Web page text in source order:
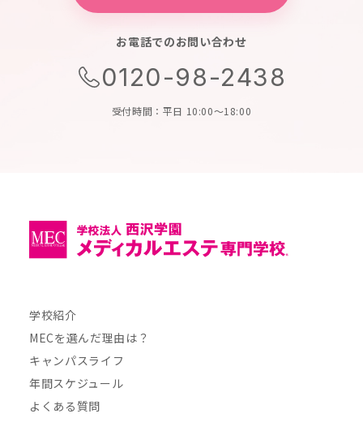
お電話でのお問い合わせ
0120-98-2438
受付時間：平日 10:00～18:00
学校紹介
MECを選んだ理由は？
キャンパスライフ
年間スケジュール
よくある質問